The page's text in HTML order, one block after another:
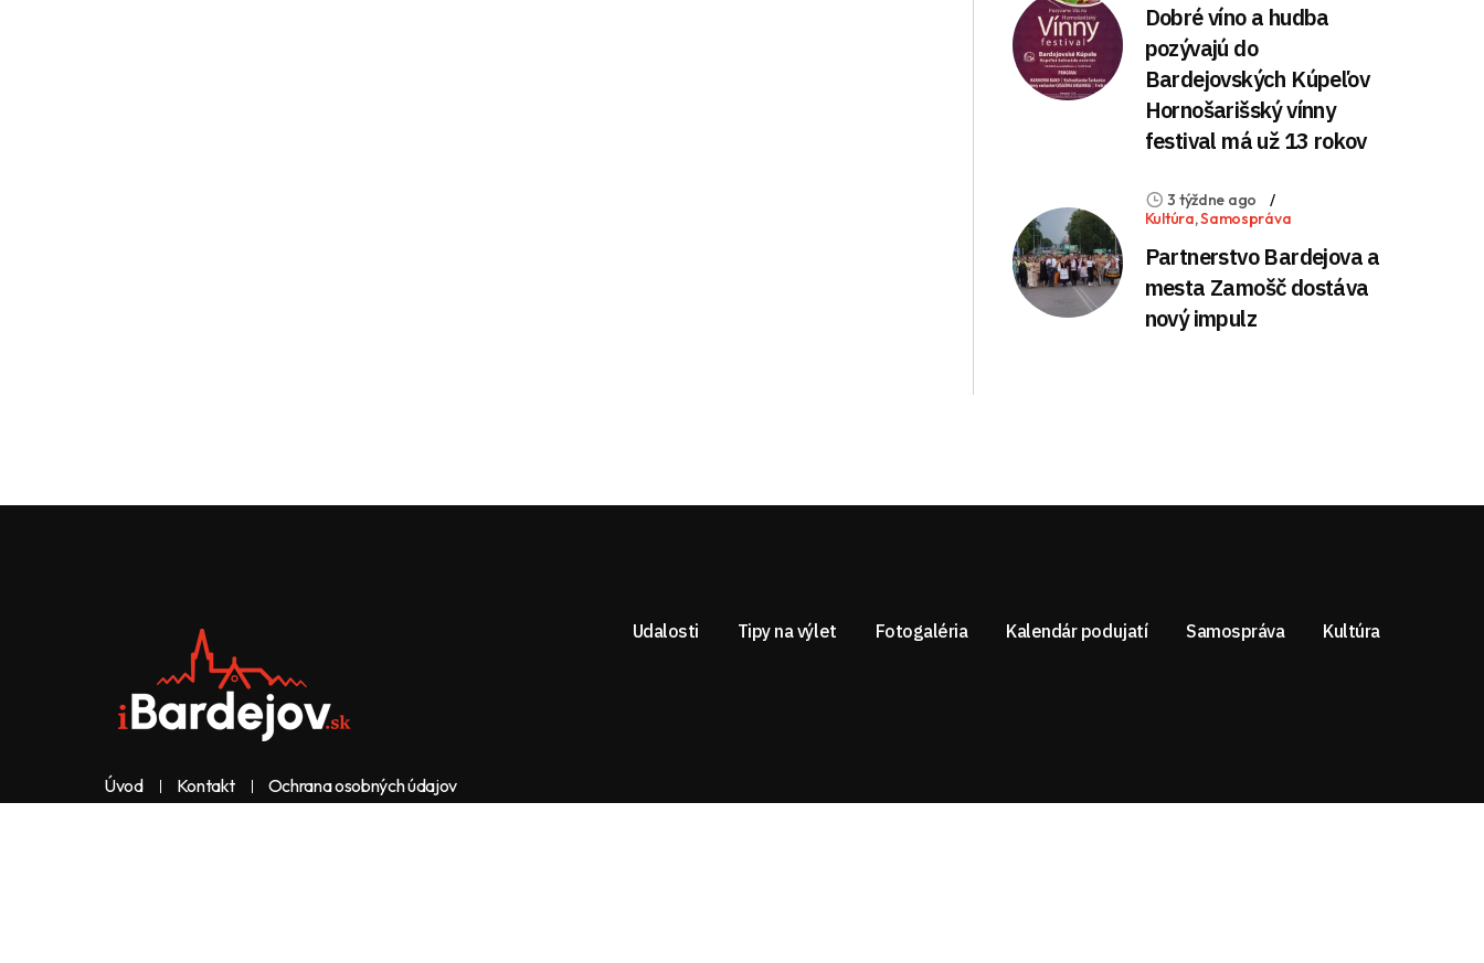
Dobré víno a hudba
pozývajú do
Bardejovských Kúpeľov
Hornošarišský vínny
festival má už 13 rokov
3 týždne ago
Kultúra,Samospráva
Partnerstvo Bardejova a
mesta Zamošč dostáva
nový impulz
Úvod Kontakt Ochrana osobných údajov
Udalosti Tipy na výlet Fotogaléria Kalendár podujatí Samospráva Kultúra